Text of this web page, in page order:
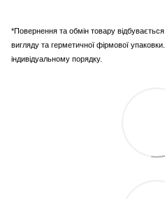
*Повернення та обмін товару
вигляду та герметичної фірмової
індивідуальному порядку.